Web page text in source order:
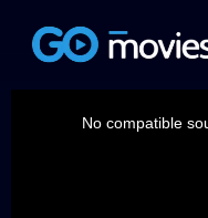
No compatible